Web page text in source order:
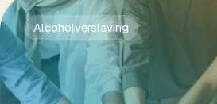
Alcoholverslaving